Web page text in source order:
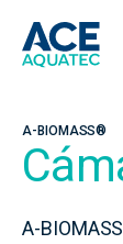
A-BIOMASS®
A-